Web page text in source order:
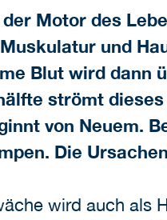
Motor des
und
Blut wird dann
strömt
von Neuem.
Die
wird auch als